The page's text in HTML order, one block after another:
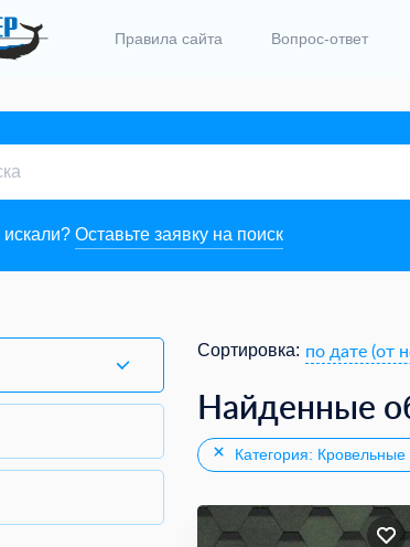
Правила сайта Вопрос-ответ
Оставьте заявку на поиск
Сортировка: по дате (от
Найденные
Категория: